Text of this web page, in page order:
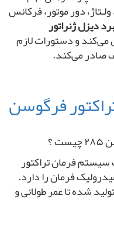
دور موتور، فرکانس
برد دیزل ژنراتور
می‌کند و دستورات لازم
صادر می‌کند.
فرگوسن
؟
فرمان تراکتور
فرمان را دارد.
تولید شده تا عمر طولانی و